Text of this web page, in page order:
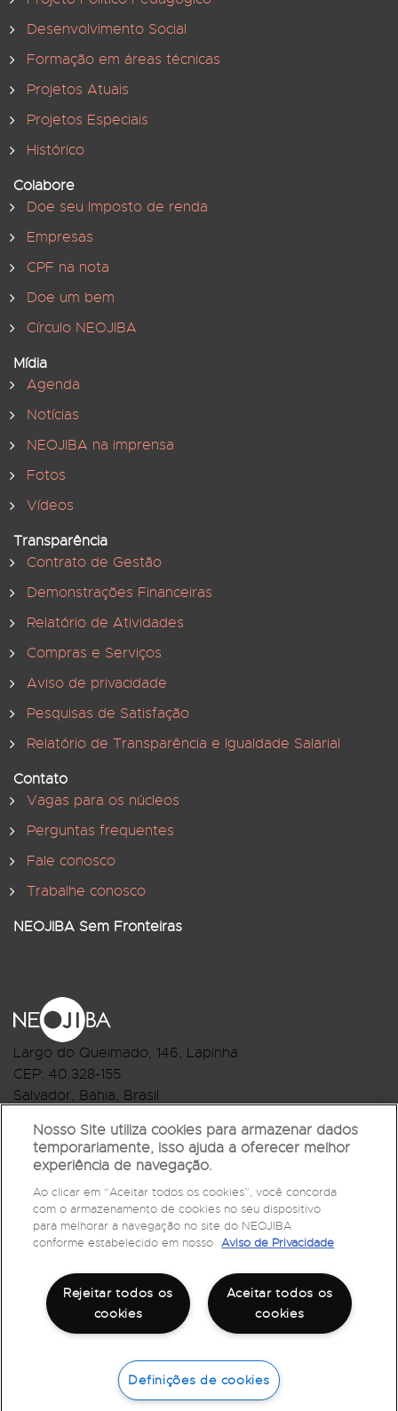
Desenvolvimento Social
Formação em áreas técnicas
Projetos Atuais
Projetos Especiais
Histórico
Colabore
Doe seu Imposto de renda
Empresas
CPF na nota
Doe um bem
Círculo NEOJIBA
Mídia
Agenda
Notícias
NEOJIBA na imprensa
Fotos
Vídeos
Transparência
Contrato de Gestão
Demonstrações Financeiras
Relatório de Atividades
Compras e Serviços
Aviso de privacidade
Pesquisas de Satisfação
Relatório de Transparência e Igualdade Salarial
Contato
Vagas para os núcleos
Perguntas frequentes
Fale conosco
Trabalhe conosco
NEOJIBA Sem Fronteiras
Largo do Queimado, 146, Lapinha
CEP: 40.328-155
Salvador, Bahia, Brasil
R.Monte Castelo Nº 62, Bairro Barbalho
CEP: 40.301-210
Salvador, Bahia, Brasil
Telefone:(71) 3032-1073
2026Todos os direitos reservados
Nosso Site utiliza cookies para armazenar dados
temporariamente, isso ajuda a oferecer melhor
experiência de navegação.
Ao clicar em “Aceitar todos os cookies”, você concorda
com o armazenamento de cookies no seu dispositivo
para melhorar a navegação no site do NEOJIBA
conforme estabelecido em nosso Aviso de Privacidade
Aceitar todos os
cookies
Rejeitar todos os
cookies
Definições de cookies